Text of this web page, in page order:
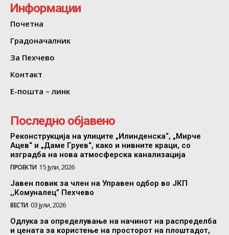
Информации
Почетна
Градоначалник
За Пехчево
Контакт
Е-пошта – линк
Последно објавено
Реконструкција на улиците „Илинденска“, „Мирче
Ацев“ и „Даме Груев“, како и нивните краци, со
изградба на нова атмосферска канализација
ПРОЕКТИ 15 јули, 2026
Јавен повик за член на Управен одбор во ЈКП
,,Комуналец” Пехчево
ВЕСТИ 03 јули, 2026
Одлука за определување на начинот на распределба
и цената за користење на просторот на плоштадот,